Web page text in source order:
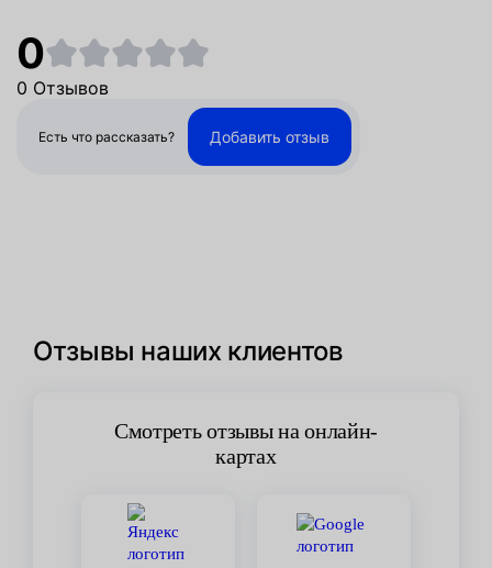
0
0 Отзывов
Есть что рассказать? Добавить отзыв
Отзывы наших клиентов
Смотреть отзывы на онлайн-
картах